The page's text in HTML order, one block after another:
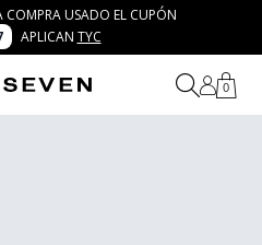
COMPRA USADO EL CUPÓN
APLICAN TYC
0